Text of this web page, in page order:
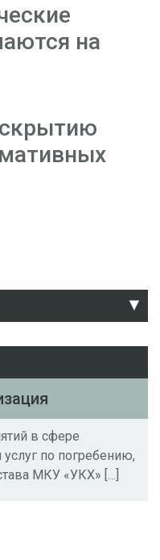
на
▴
в сфере
услуг по погребению,
МКУ «УКХ» […]